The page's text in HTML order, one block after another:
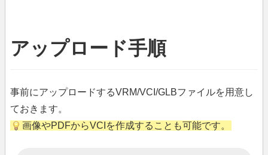
アップロード手順
事前にアップロードするVRM/VCI/GLBファイルを用意し
ておきます。
画像やPDFからVCIを作成することも可能です。